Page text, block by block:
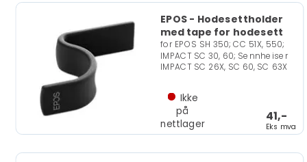
EPOS - Hodesettholder
med tape for hodesett
for EPOS SH 350; CC 51X, 550;
IMPACT SC 30, 60; Sennheiser
IMPACT SC 26X, SC 60, SC 63X
41,-
Eks mva
Ikke
på
nettlager